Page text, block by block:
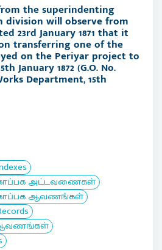
the superindenting
division will observe from
23rd January 1871 that it
transferring one of the
on the Periyar project to
January 1872 (G.O. No.
Department, 15th
அட்டவணைகள்
ஆவணங்கள்
ஆவணங்கள்